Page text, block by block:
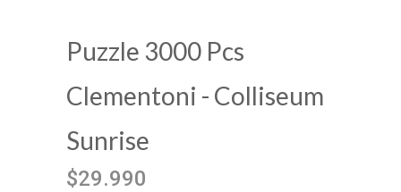
Puzzle 3000 Pcs
Clementoni - Colliseum
Sunrise
$29.990